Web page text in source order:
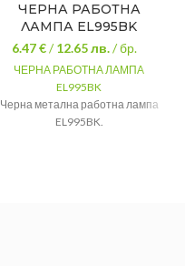
ЧЕРНА РАБОТНА
ЛАМПА EL995BK
6.47 €/12.65лв./ бр.
ЧЕРНА РАБОТНА ЛАМПА
EL995BK
Черна метална работна лампа
EL995BK.